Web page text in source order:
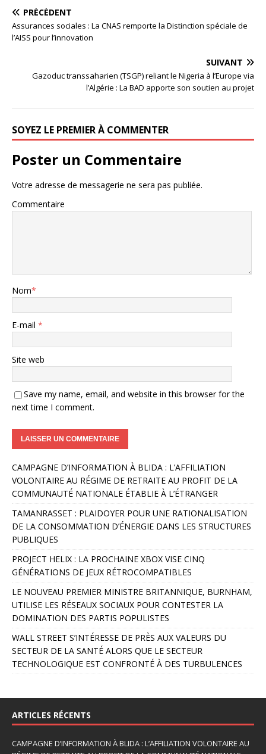
PRÉCÉDENT
Assurances sociales : La CNAS remporte la Distinction spéciale de
l’AISS pour l’innovation
SUIVANT
Gazoduc transsaharien (TSGP) reliant le Nigeria à l’Europe via
l’Algérie : La BAD apporte son soutien au projet
SOYEZ LE PREMIER À COMMENTER
Poster un Commentaire
Votre adresse de messagerie ne sera pas publiée.
Commentaire
Nom*
E-mail *
Site web
Save my name, email, and website in this browser for the
next time I comment.
l
t
e
r
n
a
t
i
v
e
:
CAMPAGNE D’INFORMATION À BLIDA : L’AFFILIATION
VOLONTAIRE AU RÉGIME DE RETRAITE AU PROFIT DE LA
COMMUNAUTÉ NATIONALE ÉTABLIE À L’ÉTRANGER
TAMANRASSET : PLAIDOYER POUR UNE RATIONALISATION
DE LA CONSOMMATION D’ÉNERGIE DANS LES STRUCTURES
PUBLIQUES
PROJECT HELIX : LA PROCHAINE XBOX VISE CINQ
GÉNÉRATIONS DE JEUX RÉTROCOMPATIBLES
LE NOUVEAU PREMIER MINISTRE BRITANNIQUE, BURNHAM,
UTILISE LES RÉSEAUX SOCIAUX POUR CONTESTER LA
DOMINATION DES PARTIS POPULISTES
WALL STREET S’INTÉRESSE DE PRÈS AUX VALEURS DU
SECTEUR DE LA SANTÉ ALORS QUE LE SECTEUR
TECHNOLOGIQUE EST CONFRONTÉ À DES TURBULENCES
ARTICLES RÉCENTS
CAMPAGNE D’INFORMATION À BLIDA : L’AFFILIATION VOLONTAIRE AU